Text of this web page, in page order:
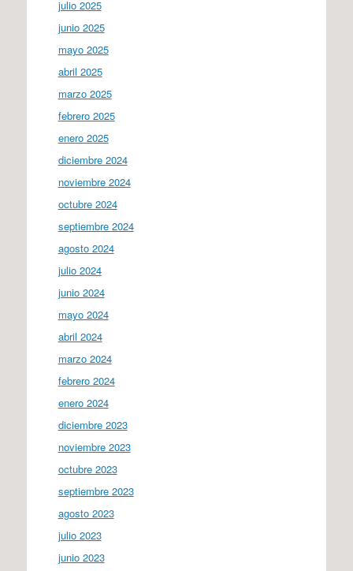
julio 2025
junio 2025
mayo 2025
abril 2025
marzo 2025
febrero 2025
enero 2025
diciembre 2024
noviembre 2024
octubre 2024
septiembre 2024
agosto 2024
julio 2024
junio 2024
mayo 2024
abril 2024
marzo 2024
febrero 2024
enero 2024
diciembre 2023
noviembre 2023
octubre 2023
septiembre 2023
agosto 2023
julio 2023
junio 2023